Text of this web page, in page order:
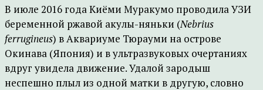
В июле 2016 года Киёми Муракумо проводила УЗИ
беременной ржавой акулы-няньки (Nebrius
ferrugineus) в Аквариуме Тюрауми на острове
Окинава (Япония) и в ультразвуковых очертаниях
вдруг увидела движение. Удалой зародыш
неспешно плыл из одной матки в другую, словно